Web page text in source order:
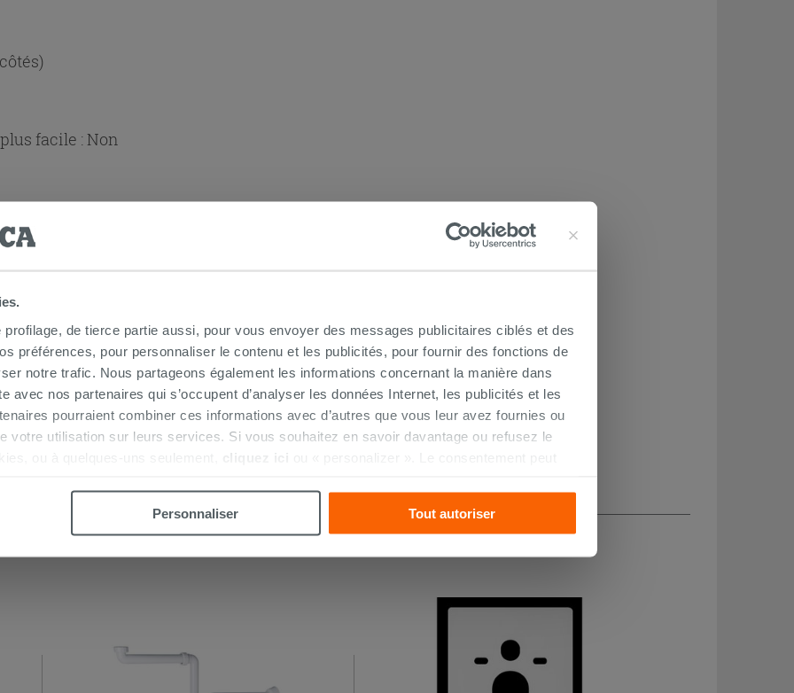
de tierce partie aussi, pour vous envoyer des messages publicitaires ciblés et des
préférences, pour personnaliser le contenu et les publicités, pour fournir des fonctions de
notre trafic. Nous partageons également les informations concernant la manière dans
avec nos partenaires qui s’occupent d’analyser les données Internet, les publicités et les
pourraient combiner ces informations avec d’autres que vous leur avez fournies ou
votre utilisation sur leurs services. Si vous souhaitez en savoir davantage ou refusez le
ou à quelques-uns seulement,
cliquez ici ou « personalizer ». Le consentement peut
Personnaliser
Tout autoriser
facile :Non
douche d'angle
CE PRODUIT ONT ÉGALEMENT ACHETÉ